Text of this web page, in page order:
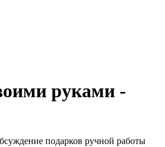
руками -
подарков ручной работы